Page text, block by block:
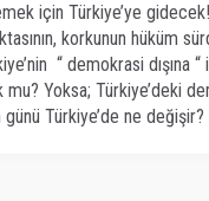
için Türkiye’ye
korkunun hüküm
“ demokrasi dışına
mu? Yoksa; Türkiye’deki
günü Türkiye’de ne